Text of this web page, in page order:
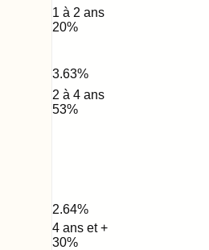
1 à 2 ans
20%
3.63%
2 à 4 ans
53%
2.64%
4 ans et +
30%